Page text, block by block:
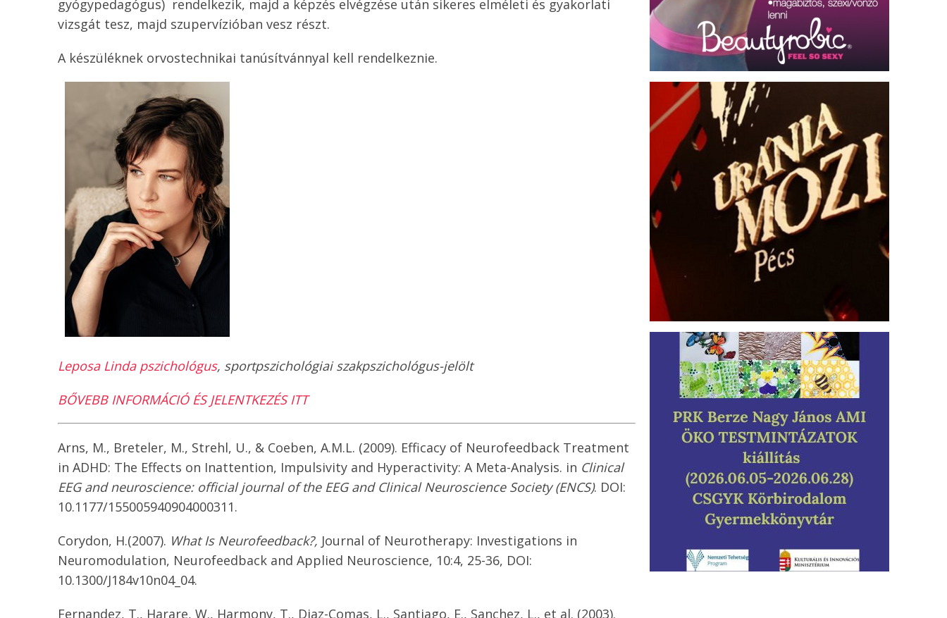
gyógypedagógus) rendelkezik, majd a képzés elvégzése után sikeres elméleti és gyakorlati
vizsgát tesz, majd szupervízióban vesz részt.
A készüléknek orvostechnikai tanúsítvánnyal kell rendelkeznie.
Leposa Linda pszichológus, sportpszichológiai szakpszichológus-jelölt
BŐVEBB INFORMÁCIÓ ÉS JELENTKEZÉS ITT
Arns, M., Breteler, M., Strehl, U., & Coeben, A.M.L. (2009). Efficacy of Neurofeedback Treatment
in ADHD: The Effects on Inattention, Impulsivity and Hyperactivity: A Meta-Analysis. in Clinical
EEG and neuroscience: official journal of the EEG and Clinical Neuroscience Society (ENCS). DOI:
10.1177/155005940904000311.
Corydon, H.(2007). What Is Neurofeedback?, Journal of Neurotherapy: Investigations in
Neuromodulation, Neurofeedback and Applied Neuroscience, 10:4, 25-36, DOI:
10.1300/J184v10n04_04.
Fernandez, T., Harare, W., Harmony, T., Diaz-Comas, L., Santiago, E., Sanchez, L., et al. (2003).